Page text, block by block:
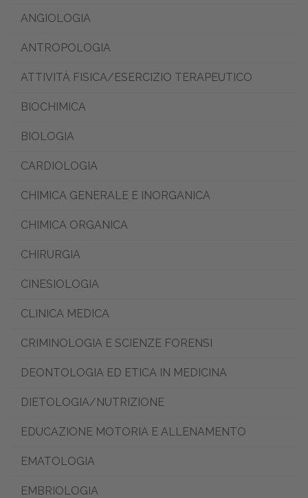
ANGIOLOGIA
ANTROPOLOGIA
ATTIVITÀ FISICA/ESERCIZIO TERAPEUTICO
BIOCHIMICA
BIOLOGIA
CARDIOLOGIA
CHIMICA GENERALE E INORGANICA
CHIMICA ORGANICA
CHIRURGIA
CINESIOLOGIA
CLINICA MEDICA
CRIMINOLOGIA E SCIENZE FORENSI
DEONTOLOGIA ED ETICA IN MEDICINA
DIETOLOGIA/NUTRIZIONE
EDUCAZIONE MOTORIA E ALLENAMENTO
EMATOLOGIA
EMBRIOLOGIA